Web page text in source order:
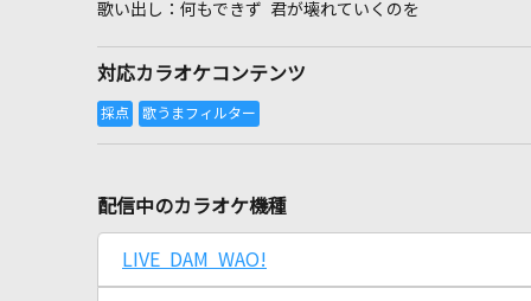
何もできず 君が壊れていくのを
対応カラオケコンテンツ
配信中のカラオケ機種
LIVE DAM WAO!